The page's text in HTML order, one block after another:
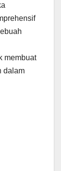
membuat
dalam